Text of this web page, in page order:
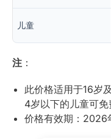
儿童
注 ：
此价格适用于16岁
4岁以下的儿童可免
价格有效期：2026